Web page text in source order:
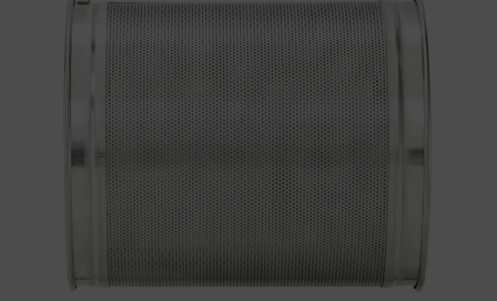
Доступ к Руководству по выбору